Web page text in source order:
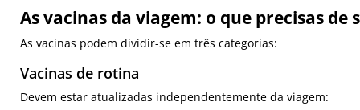
As vacinas da viagem: o que precisas de
As vacinas podem dividir-se em três categorias:
Vacinas de rotina
Devem estar atualizadas independentemente da viagem: